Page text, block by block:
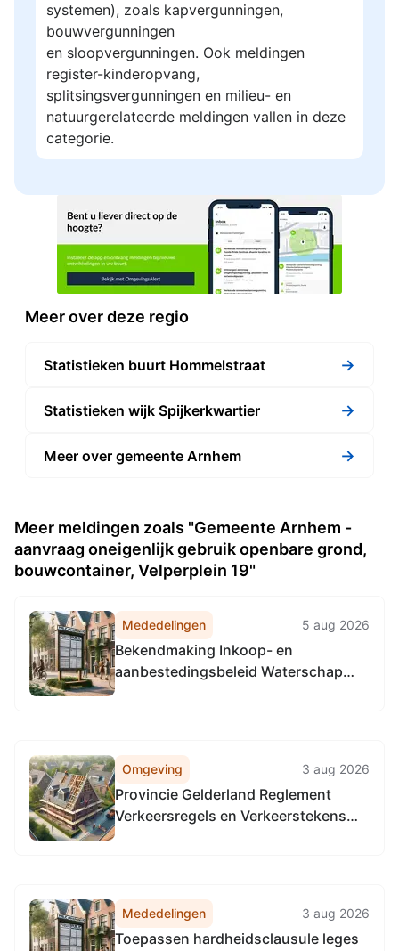
systemen), zoals kapvergunningen,
bouwvergunningen
en sloopvergunningen. Ook meldingen
register-kinderopvang,
splitsingsvergunningen en milieu- en
natuurgerelateerde meldingen vallen in deze
categorie.
Meer over deze regio
Statistieken buurt Hommelstraat →
Statistieken wijk Spijkerkwartier →
Meer over gemeente Arnhem →
Meer meldingen zoals "Gemeente Arnhem -
aanvraag oneigenlijk gebruik openbare grond,
bouwcontainer, Velperplein 19"
Mededelingen 5 aug 2026
Bekendmaking Inkoop- en
aanbestedingsbeleid Waterschap
Omgeving 3 aug 2026
Provincie Gelderland Reglement
Verkeersregels en Verkeerstekens
Mededelingen 3 aug 2026
Toepassen hardheidsclausule leges